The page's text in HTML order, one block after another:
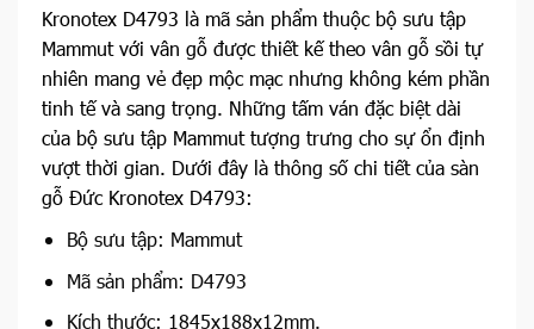
Kronotex D4793 là mã sản phẩm thuộc bộ sưu tập
Mammut với vân gỗ được thiết kế theo vân gỗ sồi tự
nhiên mang vẻ đẹp mộc mạc nhưng không kém phần
tinh tế và sang trọng. Những tấm ván đặc biệt dài
của bộ sưu tập Mammut tượng trưng cho sự ổn định
vượt thời gian. Dưới đây là thông số chi tiết của sàn
gỗ Đức Kronotex D4793:
Bộ sưu tập: Mammut
Mã sản phẩm: D4793
Kích thước: 1845x188x12mm.